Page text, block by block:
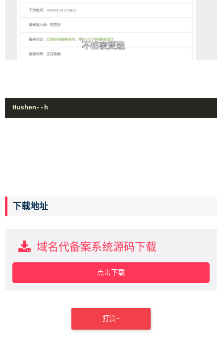
Hushen--h
下载地址
域名代备案系统源码下载
点击下载
打赏~